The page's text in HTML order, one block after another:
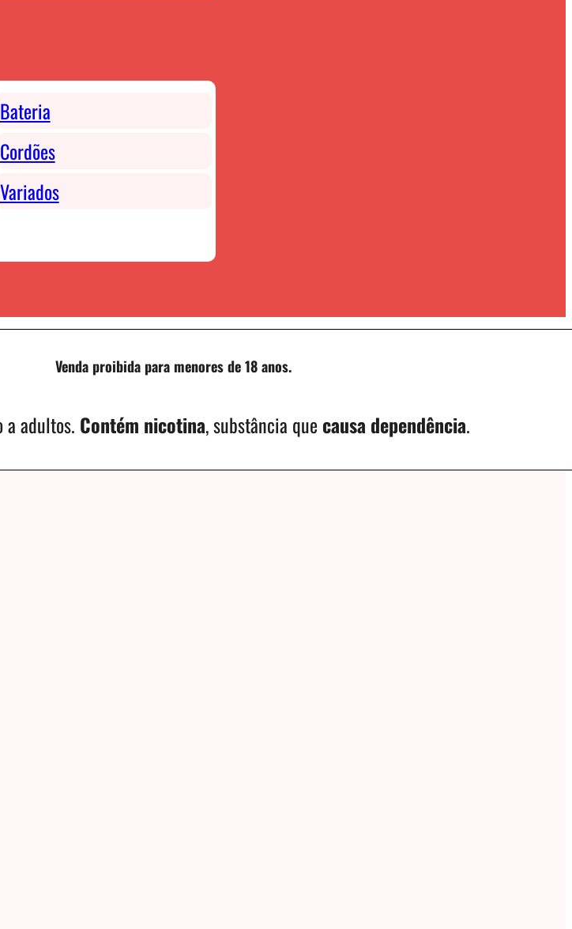
Bateria
Cordões
Variados
Venda proibida para menores de 18 anos.
a adultos. Contém nicotina, substância que causa dependência.